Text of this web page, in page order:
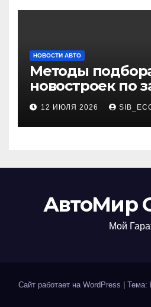
НОВОСТИ АВТО
Методы
новостроек по
критериям
12 ИЮЛЯ 2026
АвтоМир
Мой
Сайт работает на WordPress Тема: